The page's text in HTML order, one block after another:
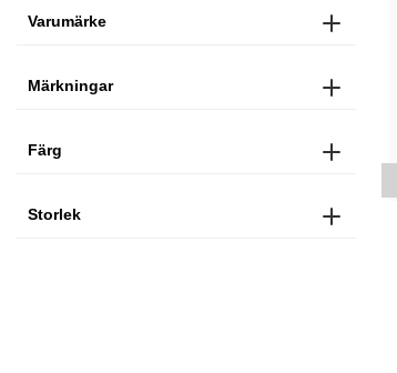
Varumärke
Märkningar
Färg
Storlek